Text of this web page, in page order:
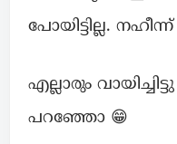
പോയിട്ടില്ല.
എല്ലാരും
പറഞ്ഞോ 😁